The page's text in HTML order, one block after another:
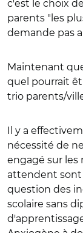
c'est le choix
parents "les
demande pas
Maintenant
quel pourrait
trio parents/
Il y a
nécessité de
engagé sur les
attendent sont
question des
scolaire sans